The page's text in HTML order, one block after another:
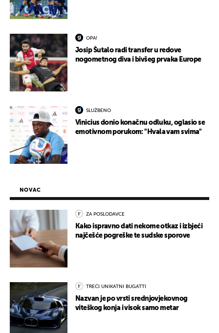
OPA!
Josip Šutalo radi transfer u redove
nogometnog diva i bivšeg prvaka Europe
SLUŽBENO
Vinicius donio konačnu odluku, oglasio se
emotivnom porukom: "Hvala vam svima"
NOVAC
ZA POSLODAVCE
Kako ispravno dati nekome otkaz i izbjeći
najčešće pogreške te sudske sporove
TREĆI UNIKATNI BUGATTI
Nazvan je po vrsti srednjovjekovnog
viteškog konja i visok samo metar